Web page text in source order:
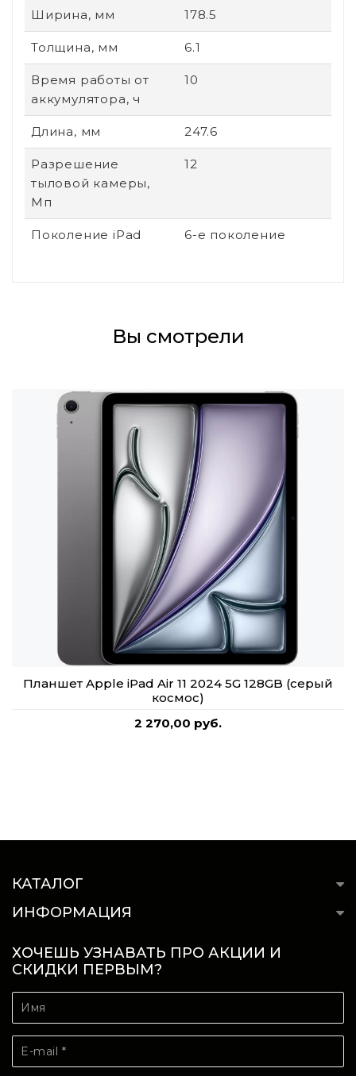
Ширина, мм 178.5
Толщина, мм 6.1
Время работы от
аккумулятора, ч
10
Длина, мм 247.6
Разрешение
тыловой камеры,
Мп
12
Поколение iPad 6-е поколение
Вы смотрели
Планшет Apple iPad Air 11 2024 5G 128GB (серый
космос)
2 270,00 руб.
КАТАЛОГ
ИНФОРМАЦИЯ
ХОЧЕШЬ УЗНАВАТЬ ПРО АКЦИИ И
СКИДКИ ПЕРВЫМ?